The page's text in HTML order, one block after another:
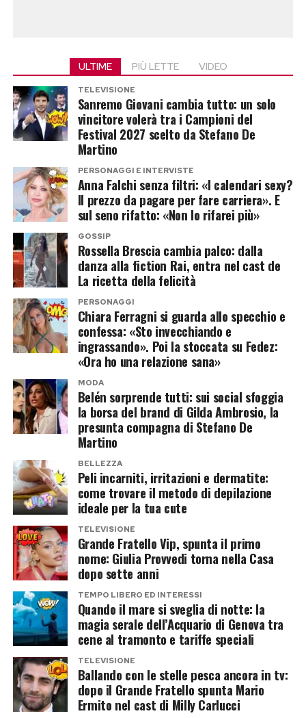
a rimettersi in gioco nella Casa più spiata
d’Italia.
Post Views: 78
Prima della carriera da attore, però, Ermito era
diventato noto al grande pubblico grazie alla
partecipazione alGrande Fratello 12,
esperienza a cui si è aggiunta quella alGrande
Fratello Vip 5.
Milly Carlucci cambia strategia?
Ed è proprio questo il dettaglio che sta facendo
discutere gli appassionati del programma. Per
anni Milly Carlucci ha mantenuto una linea
piuttosto chiara nella scelta del cast, evitando –
salvo rare eccezioni – concorrenti provenienti dai
reality show.
L’eventuale arrivo di Mario Ermito potrebbe
quindi rappresentare un cambio di rotta rispetto
a una regola che, nel tempo, avrebbe escluso
diversi personaggi proprio per il loro curriculum
Naturalmente, finché non arriverà l’annuncio
ufficiale della Rai o della stessa conduttrice, si
tratta soltanto di un’indiscrezione.
Il cast di Ballando con le stelle
prende forma
Con l’avvicinarsi dell’inizio della nuova stagione
televisiva, il puzzle diBallando con le stelle
appare sempre più definito. Milly Carlucci
continua a puntare su un mix di personaggi
provenienti dal mondo dello spettacolo, dello
sport e dell’attualità, cercando come sempre di
ULTIME PIÙ LETTE VIDEO
TELEVISIONE
Sanremo Giovani cambia tutto: un solo
vincitore volerà tra i Campioni del
Festival 2027 scelto da Stefano De
Martino
PERSONAGGI E INTERVISTE
Anna Falchi senza filtri: «I calendari sexy?
Il prezzo da pagare per fare carriera». E
sul seno rifatto: «Non lo rifarei più»
GOSSIP
Rossella Brescia cambia palco: dalla
danza alla fiction Rai, entra nel cast de
La ricetta della felicità
PERSONAGGI
Chiara Ferragni si guarda allo specchio e
confessa: «Sto invecchiando e
ingrassando». Poi la stoccata su Fedez:
«Ora ho una relazione sana»
MODA
Belén sorprende tutti: sui social sfoggia
la borsa del brand di Gilda Ambrosio, la
presunta compagna di Stefano De
Martino
BELLEZZA
Peli incarniti, irritazioni e dermatite:
come trovare il metodo di depilazione
ideale per la tua cute
TELEVISIONE
Grande Fratello Vip, spunta il primo
nome: Giulia Provvedi torna nella Casa
dopo sette anni
TEMPO LIBERO ED INTERESSI
Quando il mare si sveglia di notte: la
magia serale dell’Acquario di Genova tra
cene al tramonto e tariffe speciali
TELEVISIONE
Ballando con le stelle pesca ancora in tv:
dopo il Grande Fratello spunta Mario
Ermito nel cast di Milly Carlucci